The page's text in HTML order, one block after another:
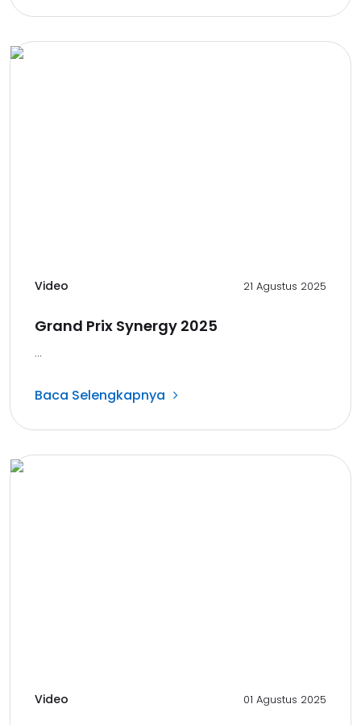
Video 21 Agustus 2025
Grand Prix Synergy 2025
...
Baca Selengkapnya
Video 01 Agustus 2025